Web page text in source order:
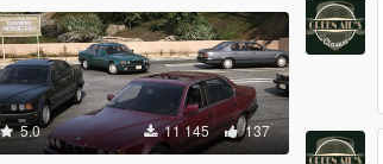
5.0 11 145 137